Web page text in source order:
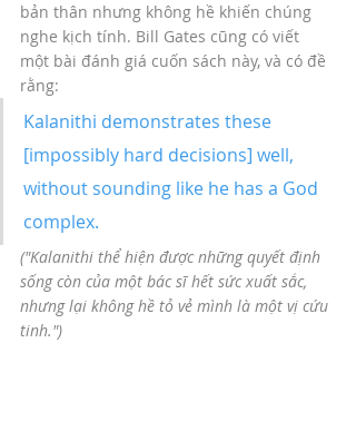
bản thân nhưng không hề khiến chúng
nghe kịch tính. Bill Gates cũng có viết
một bài đánh giá cuốn sách này, và có đề
rằng:
Kalanithi demonstrates these
[impossibly hard decisions] well,
without sounding like he has a God
complex.
("Kalanithi thể hiện được những quyết định
sống còn của một bác sĩ hết sức xuất sắc,
nhưng lại không hề tỏ vẻ mình là một vị cứu
tinh.")